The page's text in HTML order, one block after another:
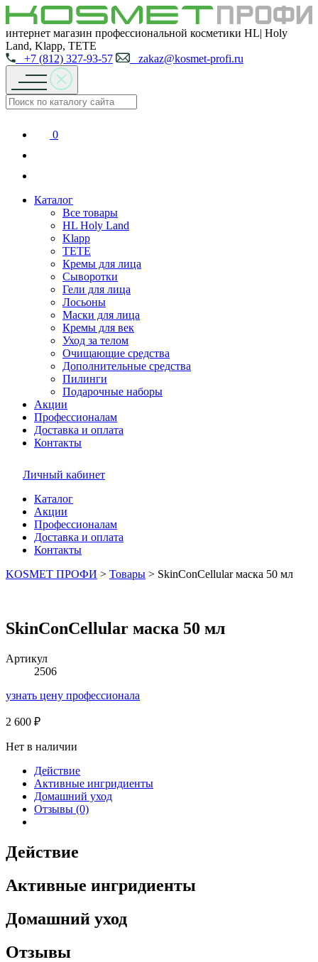
интернет магазин профессиональной косметики HL| Holy
Land, Klapp, TETE
+7 (812) 327-93-57
zakaz@kosmet-profi.ru
0
Каталог
Все товары
HL Holy Land
Klapp
TETE
Кремы для лица
Сыворотки
Гели для лица
Лосьоны
Маски для лица
Кремы для век
Уход за телом
Очищающие средства
Дополнительные средства
Пилинги
Подарочные наборы
Акции
Профессионалам
Доставка и оплата
Контакты
Личный кабинет
Каталог
Акции
Профессионалам
Доставка и оплата
Контакты
KOSMET ПРОФИ > Товары > SkinConCellular маска 50 мл
SkinConCellular маска 50 мл
Артикул
2506
узнать цену профессионала
2 600 ₽
Нет в наличии
Действие
Активные ингридиенты
Домашний уход
Отзывы (0)
Действие
Активные ингридиенты
Домашний уход
Отзывы